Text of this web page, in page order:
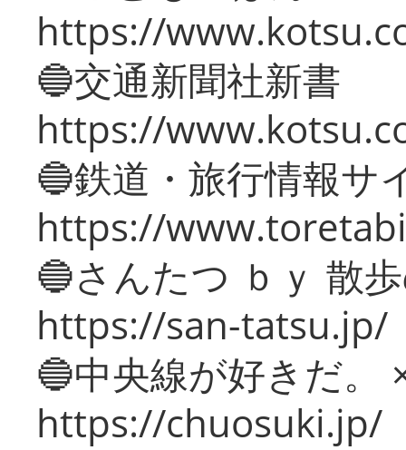
https://
🔵交通新聞社新書
https://
🔵鉄道・旅行情報サ
https://
🔵さんたつ ｂｙ 散
https://san-tatsu.jp/
🔵中央線が好きだ。
https://chuosuki.jp/